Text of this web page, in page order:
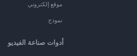
موقع إلكتروني
نموذج
أدوات صناعة الفيديو